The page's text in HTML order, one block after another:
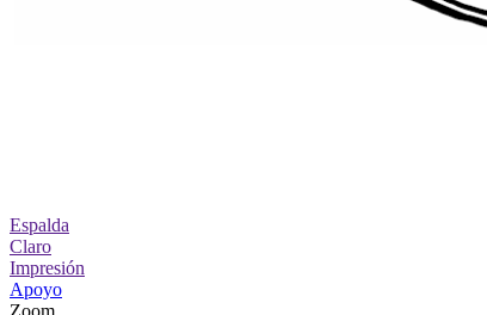
Espalda
Claro
Impresión
Apoyo